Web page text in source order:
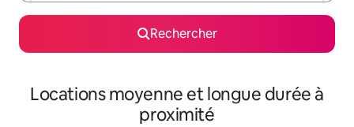
Rechercher
Locations moyenne et longue durée à
proximité